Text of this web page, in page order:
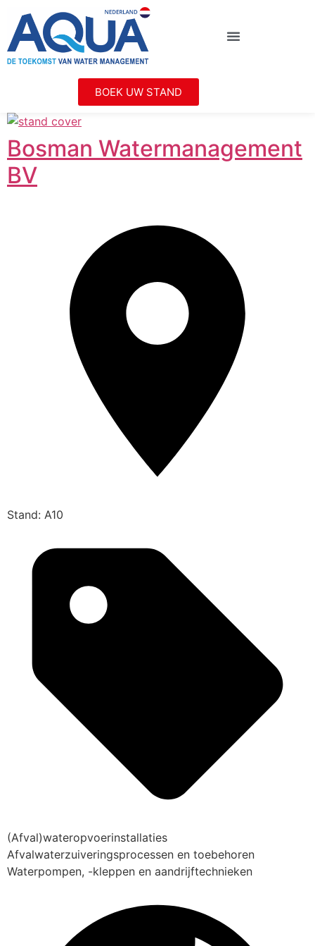
BOEK UW STAND
Bosman Watermanagement
BV
Stand: A10
(Afval)wateropvoerinstallaties
Afvalwaterzuiveringsprocessen en toebehoren
Waterpompen, -kleppen en aandrijftechnieken